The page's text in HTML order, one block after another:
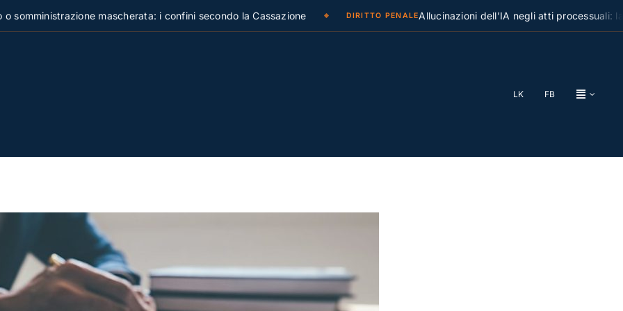
mascherata: i confini secondo la Cassazione DIRITTO PENALEAllucinazioni dell’IA negli atti processuali: la
LK FB